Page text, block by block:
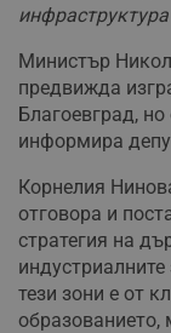
Министър
предвижда
Благоевград,
информира
Корнелия
отговора и
стратегия на
тези зони е от
образованието,